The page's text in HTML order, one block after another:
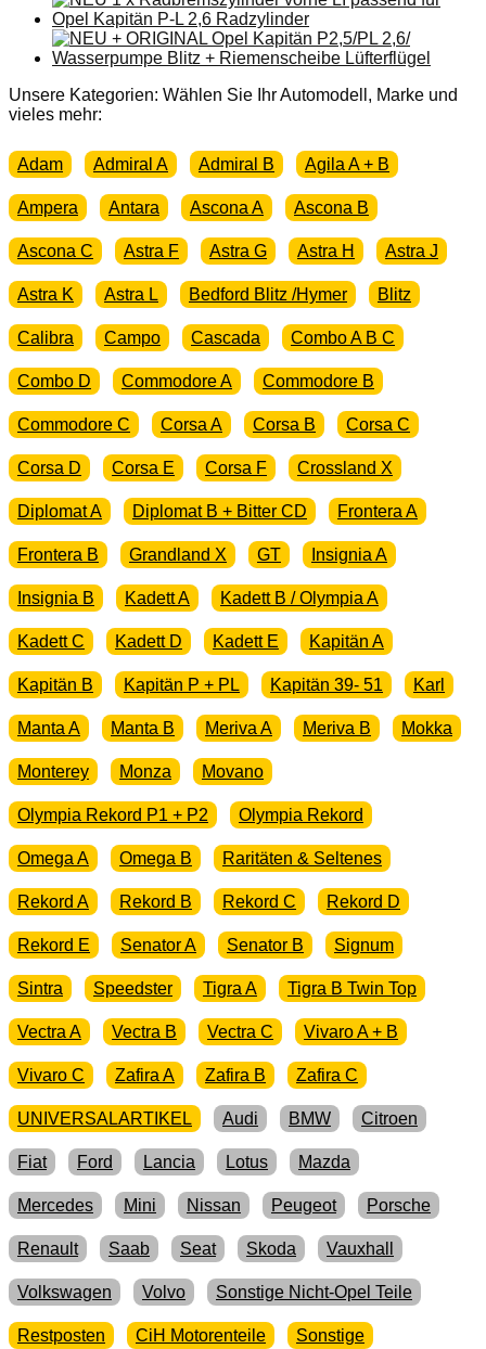
für
Opel
Kapitän
PL
2,6
Heizungsventil
Menge
Unsere Kategorien: Wählen Sie Ihr Automodell, Marke und
vieles mehr:
Adam Admiral A Admiral B Agila A + B
Ampera Antara Ascona A Ascona B
Ascona C Astra F Astra G Astra H Astra J
Astra K Astra L Bedford Blitz /Hymer Blitz
Calibra Campo Cascada Combo A B C
Combo D Commodore A Commodore B
Commodore C Corsa A Corsa B Corsa C
Corsa D Corsa E Corsa F Crossland X
Diplomat A Diplomat B + Bitter CD Frontera A
Frontera B Grandland X GT Insignia A
Insignia B Kadett A Kadett B / Olympia A
Kadett C Kadett D Kadett E Kapitän A
Kapitän B Kapitän P + PL Kapitän 39- 51 Karl
Manta A Manta B Meriva A Meriva B Mokka
Monterey Monza Movano
Olympia Rekord P1 + P2 Olympia Rekord
Omega A Omega B Raritäten & Seltenes
Rekord A Rekord B Rekord C Rekord D
Rekord E Senator A Senator B Signum
Sintra Speedster Tigra A Tigra B Twin Top
Vectra A Vectra B Vectra C Vivaro A + B
Vivaro C Zafira A Zafira B Zafira C
UNIVERSALARTIKEL Audi BMW Citroen
Fiat Ford Lancia Lotus Mazda
Mercedes Mini Nissan Peugeot Porsche
Renault Saab Seat Skoda Vauxhall
Volkswagen Volvo Sonstige Nicht-Opel Teile
Restposten CiH Motorenteile Sonstige